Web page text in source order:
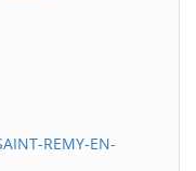
REMY-EN-